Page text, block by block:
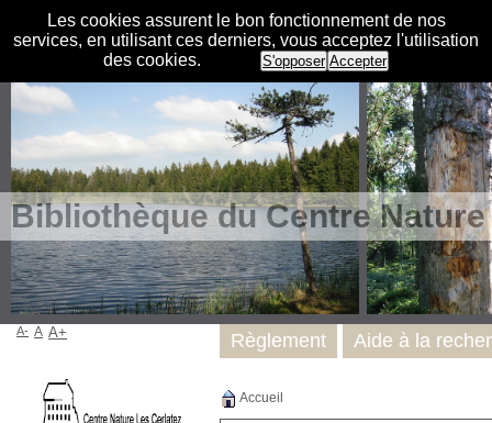
Les cookies assurent le bon fonctionnement de nos
services, en utilisant ces derniers, vous acceptez l'utilisation
des cookies.
S'opposer Accepter
Bibliothèque du Centre
Accueil
Règlement Aide à la
A- A A+